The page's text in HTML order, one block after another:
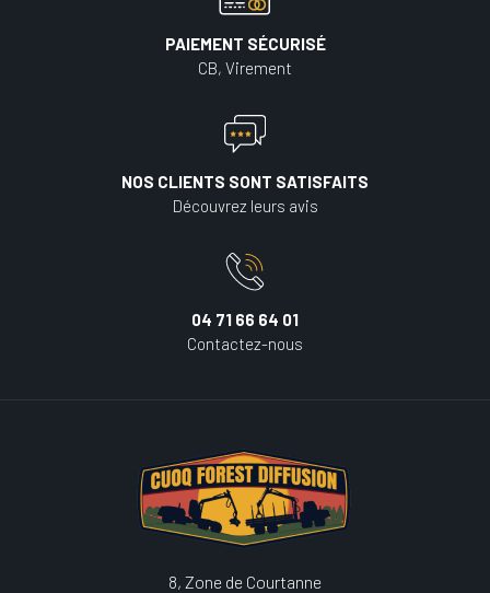
PAIEMENT SÉCURISÉ
CB, Virement
NOS CLIENTS SONT SATISFAITS
Découvrez leurs avis
04 71 66 64 01
Contactez-nous
8, Zone de Courtanne